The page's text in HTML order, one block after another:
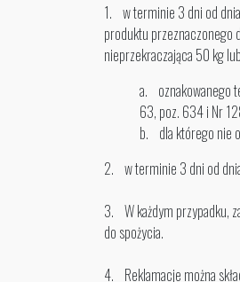
1. w terminie 3 dni od
produktu przeznaczonego
nieprzekraczająca 50 kg
a. oznakowanego
63, poz. 634 i Nr
b. dla którego nie
2. w terminie 3 dni od
3. W każdym przypadku,
do spożycia.
4. Reklamacje można